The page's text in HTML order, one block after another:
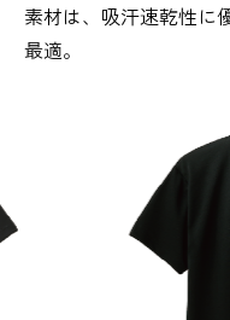
素材は、吸汗速乾性に
最適。